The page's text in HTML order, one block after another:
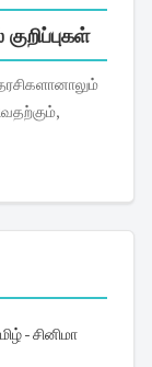
- சினிமா